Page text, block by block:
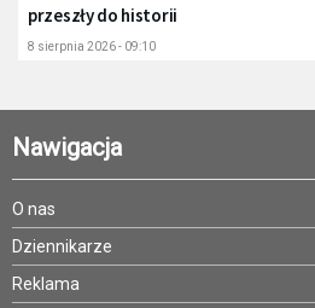
przeszły do historii
8 sierpnia 2026 - 09:10
Nawigacja
O nas
Dziennikarze
Reklama